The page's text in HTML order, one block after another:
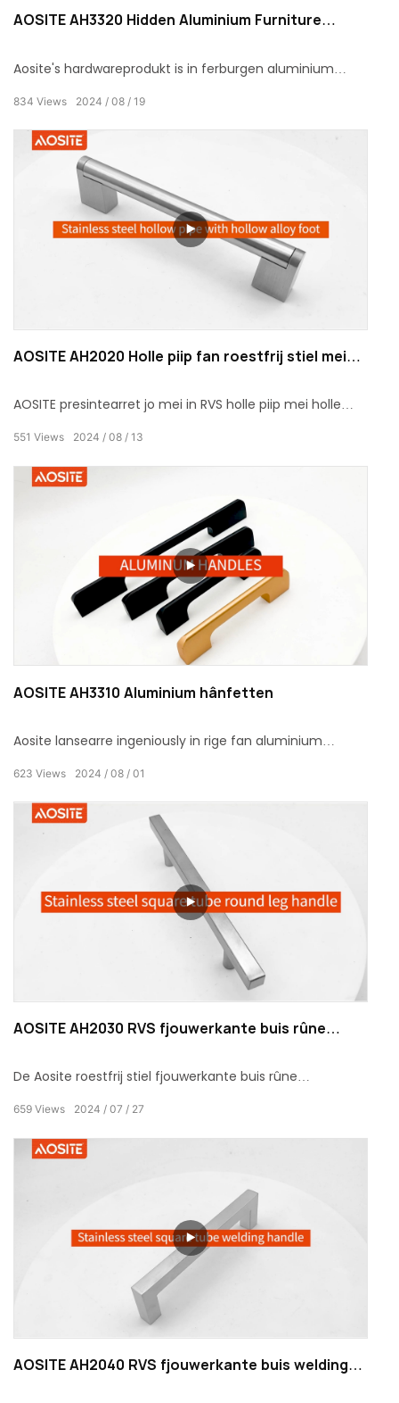
AOSITE AH3320 Hidden Aluminium Furniture
Aosite's hardwareprodukt is in ferburgen aluminium
2024 08 19
834 Views
AOSITE AH2020 Holle piip fan roestfrij stiel mei
AOSITE presintearret jo mei in RVS holle piip mei holle
2024 08 13
551 Views
AOSITE AH3310 Aluminium hânfetten
Aosite lansearre ingeniously in rige fan aluminium
2024 08 01
623 Views
AOSITE AH2030 RVS fjouwerkante buis rûne
De Aosite roestfrij stiel fjouwerkante buis rûne
Mei syn unike ûntwerp, útsûnderlike kwaliteit en ferskate
2024 07 27
659 Views
AOSITE AH2040 RVS fjouwerkante buis welding